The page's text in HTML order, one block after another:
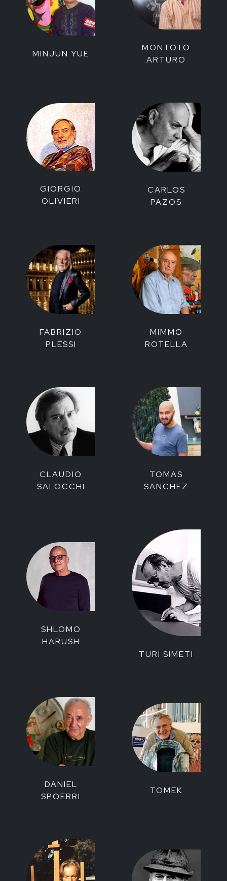
MINJUN YUE
MONTOTO
ARTURO
GIORGIO
OLIVIERI
CARLOS
PAZOS
FABRIZIO
PLESSI
MIMMO
ROTELLA
CLAUDIO
SALOCCHI
TOMAS
SANCHEZ
SHLOMO
HARUSH
TURI SIMETI
DANIEL
SPOERRI
TOMEK